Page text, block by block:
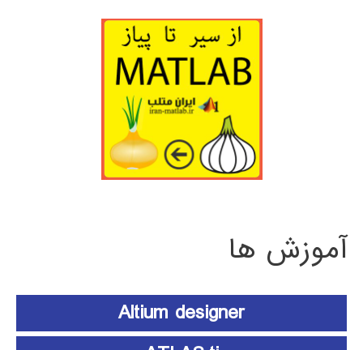
آموزش ها
Altium designer